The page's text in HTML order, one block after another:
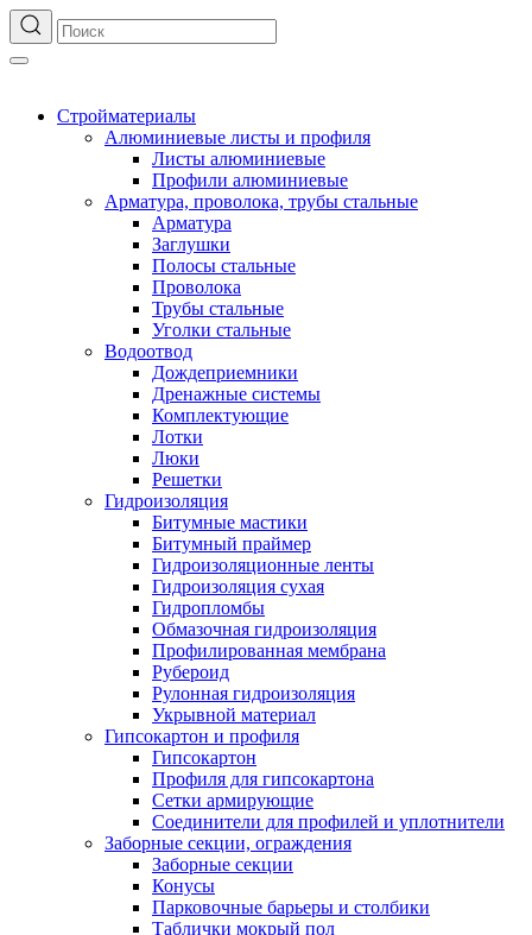
Стройматериалы
Алюминиевые листы и профиля
Листы алюминиевые
Профили алюминиевые
Арматура, проволока, трубы стальные
Арматура
Заглушки
Полосы стальные
Проволока
Трубы стальные
Уголки стальные
Водоотвод
Дождеприемники
Дренажные системы
Комплектующие
Лотки
Люки
Решетки
Гидроизоляция
Битумные мастики
Битумный праймер
Гидроизоляционные ленты
Гидроизоляция сухая
Гидропломбы
Обмазочная гидроизоляция
Профилированная мембрана
Рубероид
Рулонная гидроизоляция
Укрывной материал
Гипсокартон и профиля
Гипсокартон
Профиля для гипсокартона
Сетки армирующие
Соединители для профилей и уплотнители
Заборные секции, ограждения
Заборные секции
Конусы
Парковочные барьеры и столбики
Таблички мокрый пол